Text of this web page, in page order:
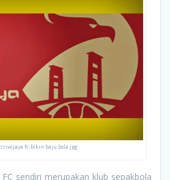
sriwijaya fc-bikin baju bola.jpg
merupakan klub sepakbola